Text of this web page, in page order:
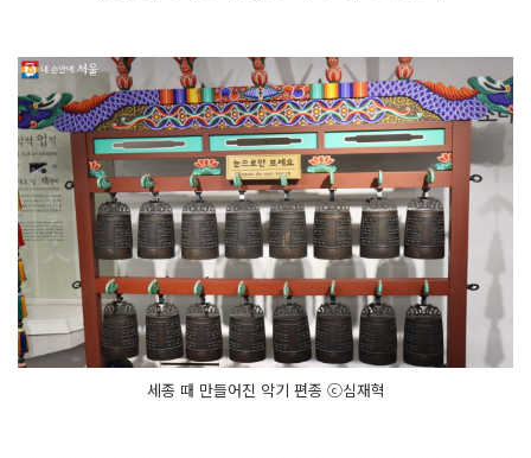
세종 때 만들어진 악기 편종 ⓒ심재혁